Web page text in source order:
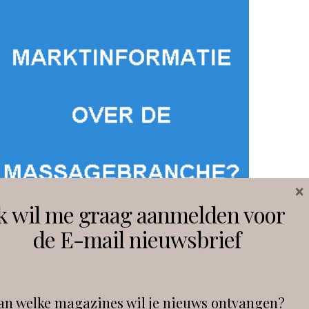
wil me graag aanmelden voor
de E-mail nieuwsbrief
welke magazines wil je nieuws ontvangen?
×